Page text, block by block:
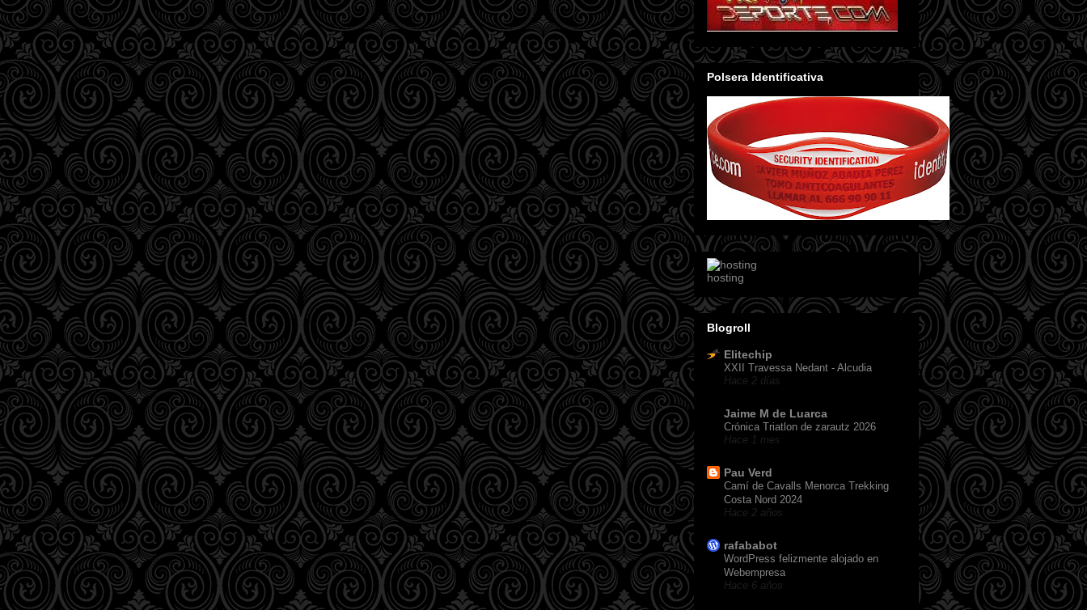
Polsera Identificativa
hosting
Blogroll
Elitechip
XXII Travessa Nedant - Alcudia
Hace 2 días
Jaime M de Luarca
Crónica Triatlon de zarautz 2026
Hace 1 mes
Pau Verd
Camí de Cavalls Menorca Trekking
Costa Nord 2024
Hace 2 años
rafababot
WordPress felizmente alojado en
Webempresa
Hace 6 años